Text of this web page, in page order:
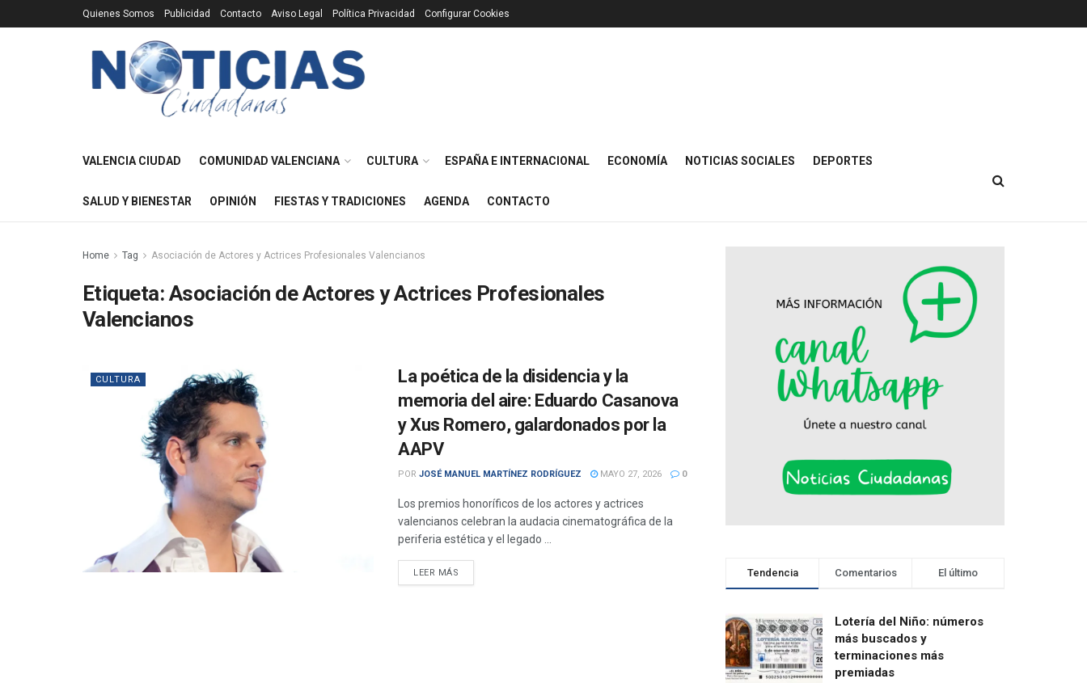
Quienes Somos Publicidad Contacto Aviso Legal Política Privacidad Configurar Cookies
VALENCIA CIUDAD COMUNIDAD VALENCIANA CULTURA ESPAÑA E INTERNACIONAL ECONOMÍA NOTICIAS SOCIALES DEPORTES
SALUD Y BIENESTAR OPINIÓN FIESTAS Y TRADICIONES AGENDA CONTACTO
Home Tag Asociación de Actores y Actrices Profesionales Valencianos
Etiqueta: Asociación de Actores y Actrices Profesionales
Valencianos
CULTURA
La poética de la disidencia y la
memoria del aire: Eduardo Casanova
y Xus Romero, galardonados por la
AAPV
POR JOSÉ MANUEL MARTÍNEZ RODRÍGUEZ MAYO 27, 2026 0
Los premios honoríficos de los actores y actrices
valencianos celebran la audacia cinematográfica de la
periferia estética y el legado ...
LEER MÁS Tendencia Comentarios El último
Lotería del Niño: números
más buscados y
terminaciones más
premiadas